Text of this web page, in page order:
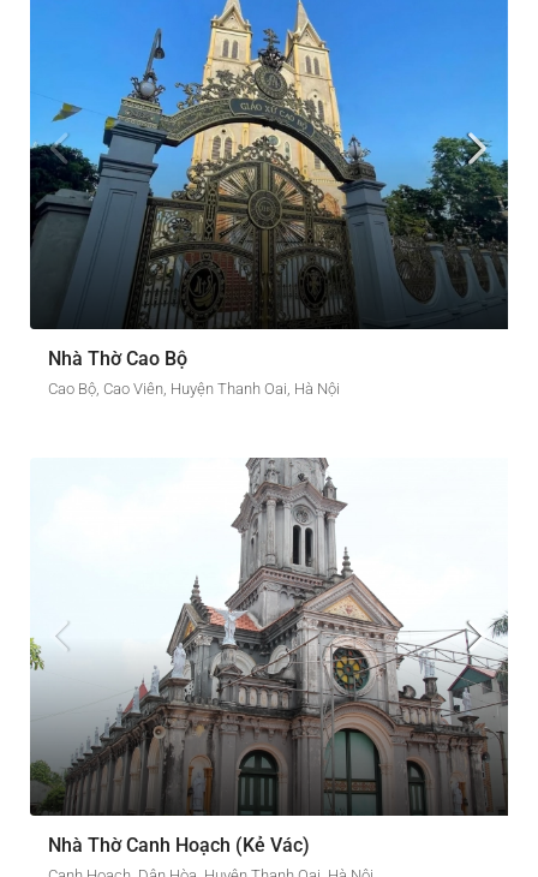
Nhà Thờ Cao Bộ
Cao Bộ, Cao Viên, Huyện Thanh Oai, Hà Nội
Nhà Thờ Canh Hoạch (Kẻ Vác)